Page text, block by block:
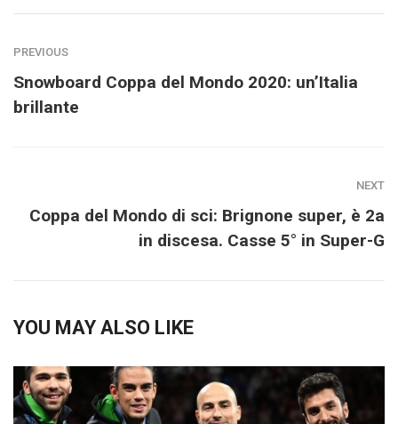
PREVIOUS
Snowboard Coppa del Mondo 2020: un’Italia
brillante
NEXT
Coppa del Mondo di sci: Brignone super, è 2a
in discesa. Casse 5° in Super-G
YOU MAY ALSO LIKE